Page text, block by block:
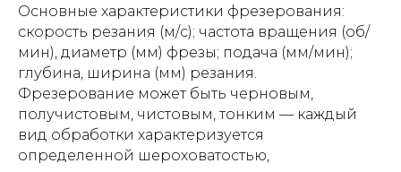
Основные характеристики фрезерования:
скорость резания (м/с); частота вращения (об/
мин), диаметр (мм) фрезы; подача (мм/мин);
глубина, ширина (мм) резания.
Фрезерование может быть черновым,
получистовым, чистовым, тонким — каждый
вид обработки характеризуется
определенной шероховатостью,